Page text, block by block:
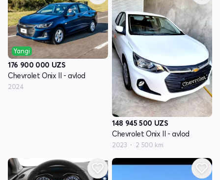
Yangi
176 900 000 UZS
Chevrolet Onix II - avlod
2024
148 945 500 UZS
Chevrolet Onix II - avlod
2023 2 500 km